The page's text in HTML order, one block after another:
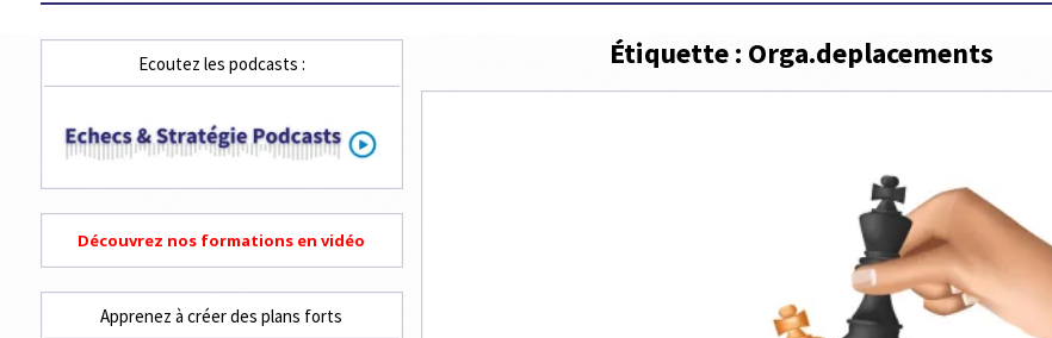
Étiquette : Orga.deplacements
Ecoutez les podcasts :
Découvrez nos formations en vidéo
Apprenez à créer des plans forts